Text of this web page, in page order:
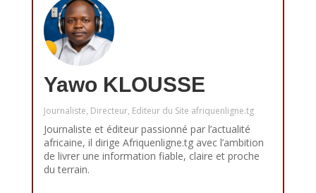
Yawo KLOUSSE
Journaliste, Directeur, Editeur du Site afriquenligne.tg
Journaliste et éditeur passionné par l’actualité
africaine, il dirige Afriquenligne.tg avec l’ambition
de livrer une information fiable, claire et proche
du terrain.